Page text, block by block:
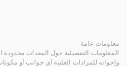
معلومات عامة
المعلومات التفصيلية حول المعدات
وإخوانه للمزادات العلنية أي جوانب أو